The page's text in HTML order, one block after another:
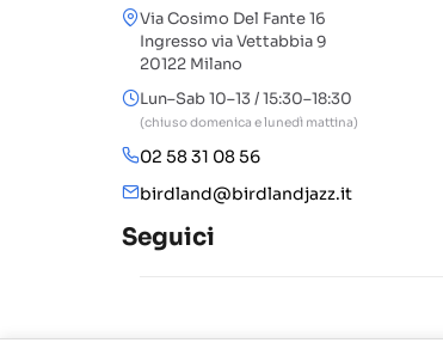
Via Cosimo Del Fante 16
Ingresso via Vettabbia 9
20122 Milano
Lun–Sab 10–13 / 15:30–18:30
(chiuso domenica e lunedì mattina)
02 58 31 08 56
birdland@birdlandjazz.it
Seguici